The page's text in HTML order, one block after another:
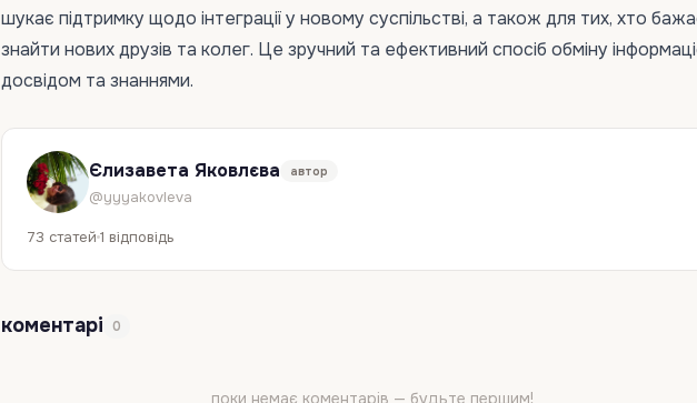
шукає підтримку щодо інтеграції у новому суспільстві, а також для тих, хто
знайти нових друзів та колег. Це зручний та ефективний спосіб обміну
досвідом та знаннями.
Єлизавета Яковлєва автор
@yyyakovleva
73 статей 1 відповідь
коментарі 0
поки немає коментарів — будьте першим!